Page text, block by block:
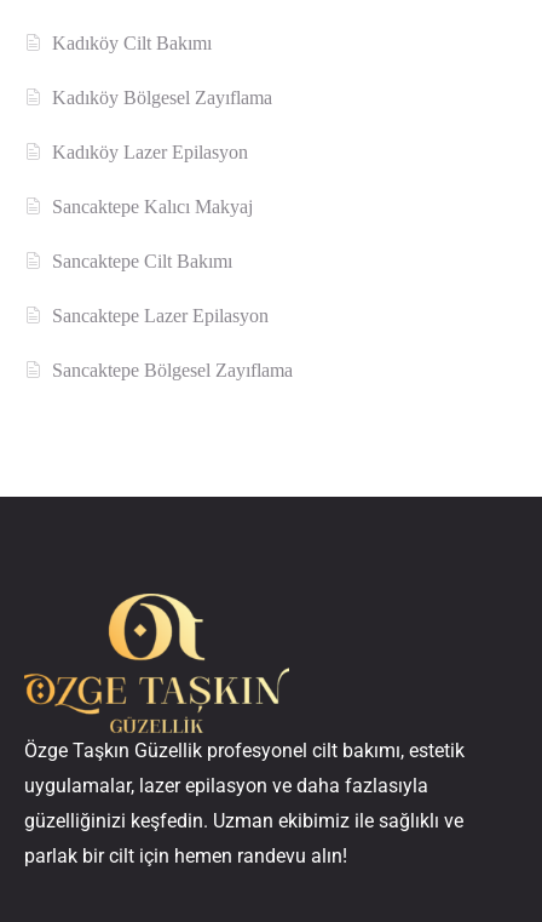
Kadıköy Cilt Bakımı
Kadıköy Bölgesel Zayıflama
Kadıköy Lazer Epilasyon
Sancaktepe Kalıcı Makyaj
Sancaktepe Cilt Bakımı
Sancaktepe Lazer Epilasyon
Sancaktepe Bölgesel Zayıflama
Özge Taşkın Güzellik profesyonel cilt bakımı, estetik
uygulamalar, lazer epilasyon ve daha fazlasıyla
güzelliğinizi keşfedin. Uzman ekibimiz ile sağlıklı ve
parlak bir cilt için hemen randevu alın!